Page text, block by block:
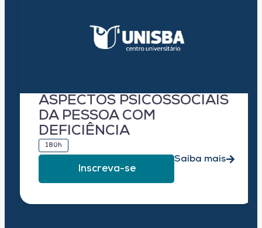
ASPECTOS PSICOSSOCIAIS
DA PESSOA COM
DEFICIÊNCIA
180h
Inscreva-se
Saiba mais